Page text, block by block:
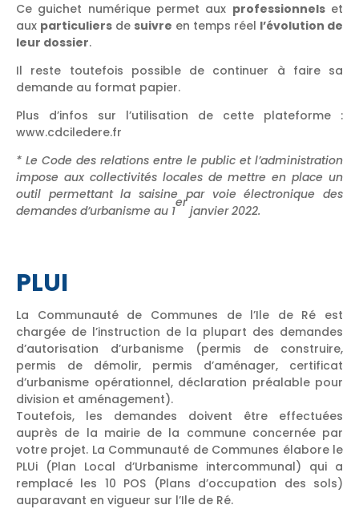
Ce guichet numérique permet aux professionnelset
aux particuliers de suivre en temps réel l’évolution de
leur dossier.
Il reste toutefois possible de continuer à faire sa
demande au format papier.
Plus d’infos sur l’utilisation de cette plateforme :
www.cdciledere.fr
* Le Code des relations entre le public et l’administration
impose aux collectivités locales de mettre en place un
outil permettant la saisine par voie électronique des
demandes d’urbanisme au 1
er
janvier 2022.
PLUI
La Communauté de Communes de l’Ile de Ré est
chargée de l’instruction de la plupart des demandes
d’autorisation d’urbanisme (permis de construire,
permis de démolir, permis d’aménager, certificat
d’urbanisme opérationnel, déclaration préalable pour
division et aménagement).
Toutefois, les demandes doivent être effectuées
auprès de la mairie de la commune concernée par
votre projet. La Communauté de Communes élabore le
PLUi (Plan Local d’Urbanisme intercommunal) qui a
remplacé les 10 POS (Plans d’occupation des sols)
auparavant en vigueur sur l’Ile de Ré.